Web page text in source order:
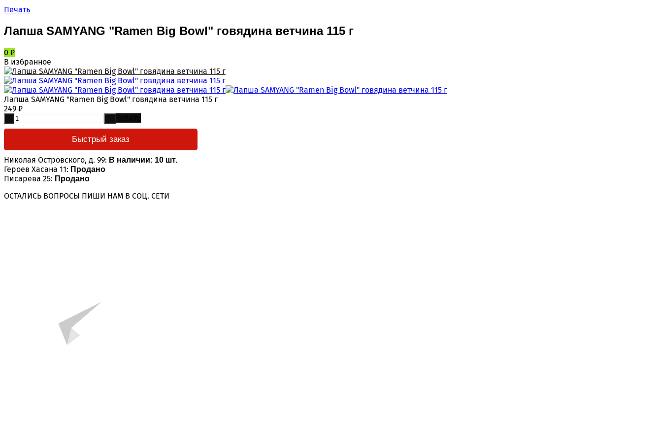
Печать
Лапша SAMYANG "Ramen Big Bowl" говядина ветчина 115 г
0 ₽
В избранное
Лапша SAMYANG "Ramen Big Bowl" говядина ветчина 115 г
249 ₽
Быстрый заказ
Николая Островского, д. 99: В наличии: 10 шт.
Героев Хасана 11: Продано
Писарева 25: Продано
ОСТАЛИСЬ ВОПРОСЫ ПИШИ НАМ В СОЦ. СЕТИ